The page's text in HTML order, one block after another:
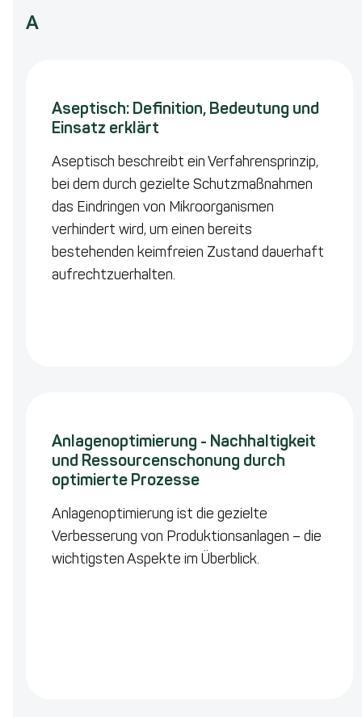
A
Aseptisch: Definition, Bedeutung und
Einsatz erklärt
Aseptisch beschreibt ein Verfahrensprinzip,
bei dem durch gezielte Schutzmaßnahmen
das Eindringen von Mikroorganismen
verhindert wird, um einen bereits
bestehenden keimfreien Zustand dauerhaft
aufrechtzuerhalten.
Anlagenoptimierung - Nachhaltigkeit
und Ressourcenschonung durch
optimierte Prozesse
Anlagenoptimierung ist die gezielte
Verbesserung von Produktionsanlagen – die
wichtigsten Aspekte im Überblick.